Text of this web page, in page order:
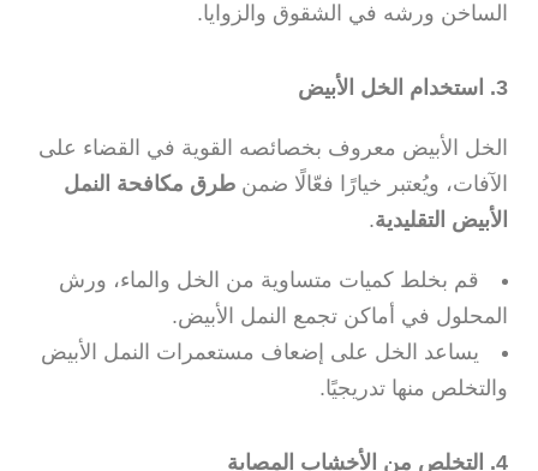
الساخن ورشه في الشقوق والزوايا.
3. استخدام الخل الأبيض
الخل الأبيض معروف بخصائصه القوية في القضاء على
الآفات، ويُعتبر خيارًا فعّالًا ضمن طرق مكافحة النمل
الأبيض التقليدية.
قم بخلط كميات متساوية من الخل والماء، ورش
المحلول في أماكن تجمع النمل الأبيض.
يساعد الخل على إضعاف مستعمرات النمل الأبيض
والتخلص منها تدريجيًا.
4. التخلص من الأخشاب المصابة